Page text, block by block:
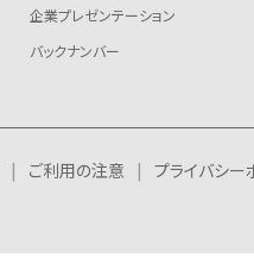
企業プレゼンテーション
バックナンバー
ご利用の注意 プライバシー